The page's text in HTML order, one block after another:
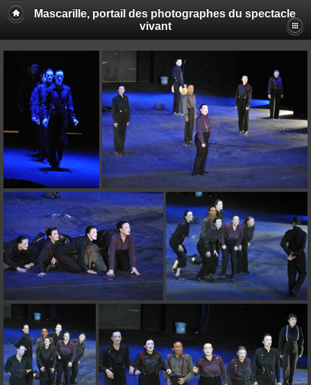
Mascarille, portail des photographes du spectacle
vivant